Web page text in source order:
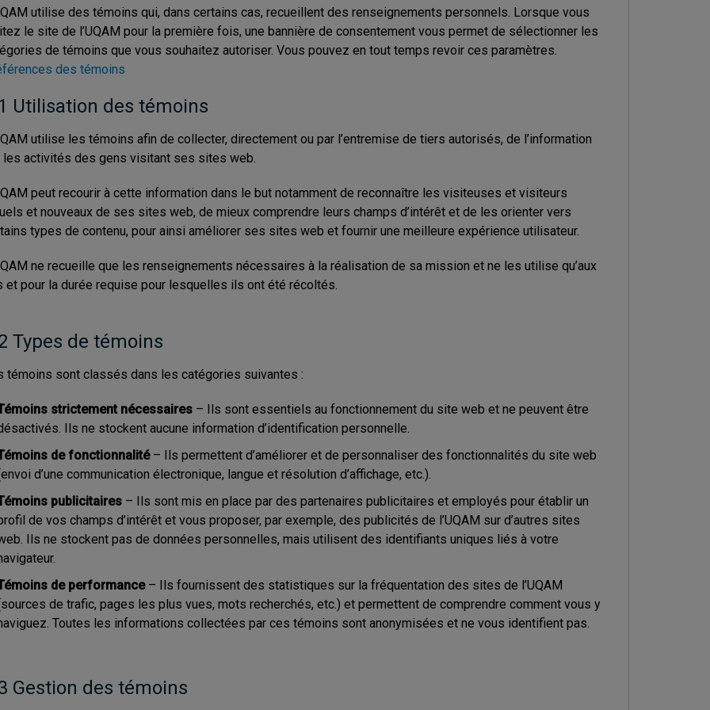
utilise des témoins qui, dans certains cas, recueillent des renseignements personnels. Lorsque vous
le site de l’UQAM pour la première fois, une bannière de consentement vous permet de sélectionner les
de témoins que vous souhaitez autoriser. Vous pouvez en tout temps revoir ces paramètres.
des témoins
Utilisation des témoins
utilise les témoins afin de collecter, directement ou par l’entremise de tiers autorisés, de l’information
les activités des gens visitant ses sites web.
peut recourir à cette information dans le but notamment de reconnaître les visiteuses et visiteurs
et nouveaux de ses sites web, de mieux comprendre leurs champs d’intérêt et de les orienter vers
types de contenu, pour ainsi améliorer ses sites web et fournir une meilleure expérience utilisateur.
ne recueille que les renseignements nécessaires à la réalisation de sa mission et ne les utilise qu’aux
et pour la durée requise pour lesquelles ils ont été récoltés.
Types de témoins
témoins sont classés dans les catégories suivantes :
strictement nécessaires – Ils sont essentiels au fonctionnement du site web et ne peuvent être
Ils ne stockent aucune information d’identification personnelle.
de fonctionnalité – Ils permettent d’améliorer et de personnaliser des fonctionnalités du site web
d’une communication électronique, langue et résolution d’affichage, etc.).
publicitaires – Ils sont mis en place par des partenaires publicitaires et employés pour établir un
de vos champs d’intérêt et vous proposer, par exemple, des publicités de l’UQAM sur d’autres sites
Ils ne stockent pas de données personnelles, mais utilisent des identifiants uniques liés à votre
de performance– Ils fournissent des statistiques sur la fréquentation des sites de l’UQAM
de trafic, pages les plus vues, mots recherchés, etc.) et permettent de comprendre comment vous y
Toutes les informations collectées par ces témoins sont anonymisées et ne vous identifient pas.
Gestion des témoins